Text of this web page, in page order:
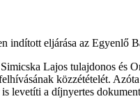
eljárása az Egyenlő
Lajos tulajdonos
közzétételét.
levetíti a díjnyertes